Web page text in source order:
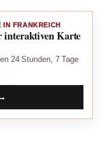
FRANKREICH
interaktiven Karte
24 Stunden, 7 Tage